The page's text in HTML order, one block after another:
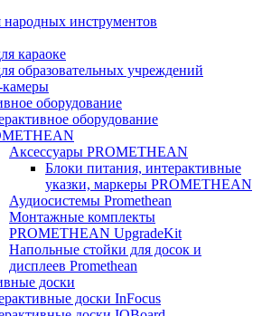
инструментов
караоке
образовательных учреждений
оборудование
оборудование
Аксессуары PROMETHEAN
Блоки питания, интерактивные
указки, маркеры PROMETHEAN
Аудиосистемы Promethean
Монтажные комплекты
PROMETHEAN UpgradeKit
Напольные стойки для досок и
дисплеев Promethean
доски
доски InFocus